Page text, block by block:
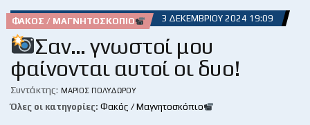
ΦΑΚΌΣ / ΜΑΓΝΗΤΟΣΚΌΠΙΟ 3 ΔΕΚΕΜΒΡΊΟΥ 2024 19:09
Σαν… γνωστοί μου
φαίνονται αυτοί οι δυο!
Συντάκτης: ΜΆΡΙΟΣ ΠΟΛΥΔΏΡΟΥ
Όλες οι κατηγορίες: Φακός / Μαγνητοσκόπιο